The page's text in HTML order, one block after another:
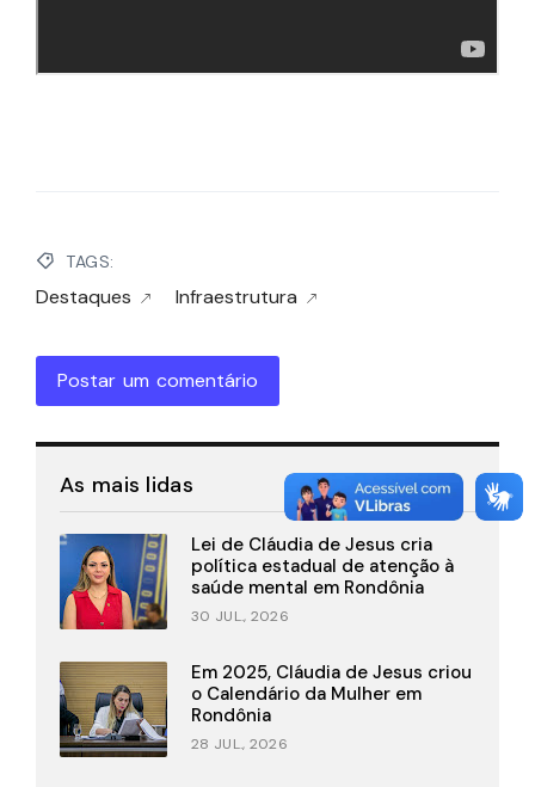
TAGS:
Destaques Infraestrutura
Postar um comentário
As mais lidas
Lei de Cláudia de Jesus cria
política estadual de atenção à
saúde mental em Rondônia
30 JUL., 2026
Em 2025, Cláudia de Jesus criou
o Calendário da Mulher em
Rondônia
28 JUL., 2026